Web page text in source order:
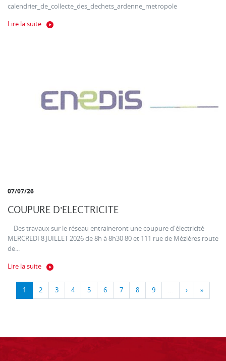
calendrier_de_collecte_des_dechets_ardenne_metropole
Lire la suite
07/07/26
COUPURE D'ELECTRICITE
Des travaux sur le réseau entraineront une coupure d'électricité
MERCREDI 8 JUILLET 2026 de 8h à 8h30 80 et 111 rue de Mézières route
de...
Lire la suite
1 2 3 4 5 6 7 8 9 … › »